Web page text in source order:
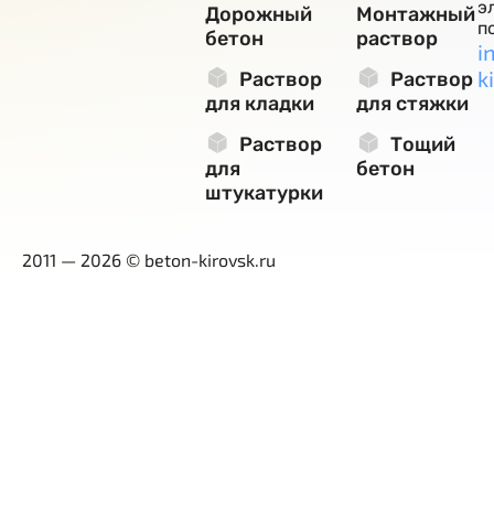
Дорожный
бетон
Монтажный
раствор
Раствор
для кладки
Раствор
для стяжки
Раствор
для
штукатурки
Тощий
бетон
2011 — 2026 © beton-kirovsk.ru